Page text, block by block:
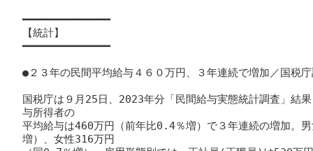
━━━━━━━━━━━━━━
【統計】
━━━━━━━━━━━━━━
●２３年の民間平均給与４６０万円、３年連続で増加／国税
国税庁は９月25日、2023年分「民間給与実態統計調査」結
与所得者の
平均給与は460万円（前年比0.4％増）で３年連続の増加。
増）、女性316万円